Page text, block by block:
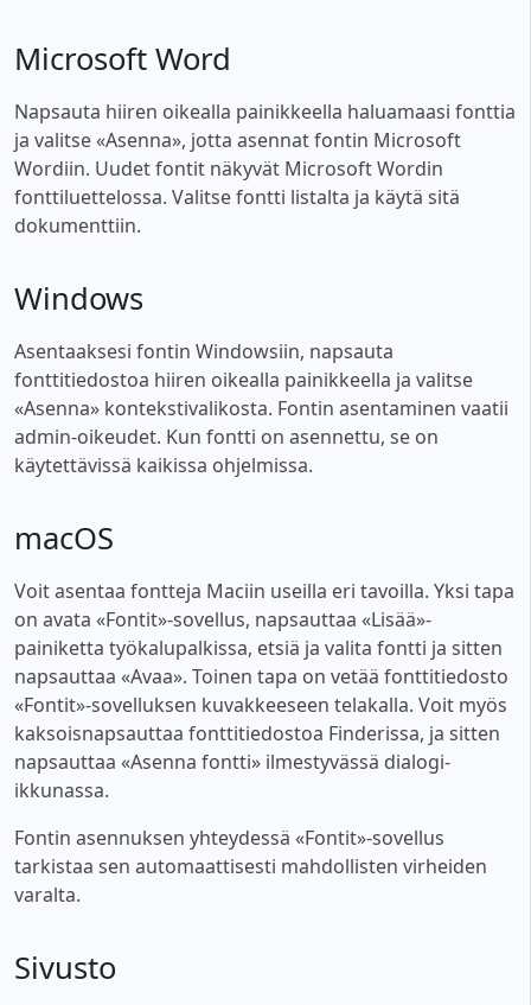
Microsoft Word
Napsauta hiiren oikealla painikkeella haluamaasi fonttia
ja valitse «Asenna», jotta asennat fontin Microsoft
Wordiin. Uudet fontit näkyvät Microsoft Wordin
fonttiluettelossa. Valitse fontti listalta ja käytä sitä
dokumenttiin.
Windows
Asentaaksesi fontin Windowsiin, napsauta
fonttitiedostoa hiiren oikealla painikkeella ja valitse
«Asenna» kontekstivalikosta. Fontin asentaminen vaatii
admin-oikeudet. Kun fontti on asennettu, se on
käytettävissä kaikissa ohjelmissa.
macOS
Voit asentaa fontteja Maciin useilla eri tavoilla. Yksi tapa
on avata «Fontit»-sovellus, napsauttaa «Lisää»-
painiketta työkalupalkissa, etsiä ja valita fontti ja sitten
napsauttaa «Avaa». Toinen tapa on vetää fonttitiedosto
«Fontit»-sovelluksen kuvakkeeseen telakalla. Voit myös
kaksoisnapsauttaa fonttitiedostoa Finderissa, ja sitten
napsauttaa «Asenna fontti» ilmestyvässä dialogi-
ikkunassa.
Fontin asennuksen yhteydessä «Fontit»-sovellus
tarkistaa sen automaattisesti mahdollisten virheiden
varalta.
Sivusto